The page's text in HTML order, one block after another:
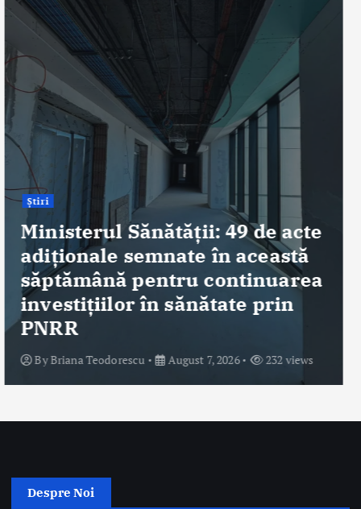
Știri
ANT: Trei prelevări de organe
și țesuturi la Bistrița și Oradea
în ultimele 48 de ore
By August 7, 2026
Despre Noi
Ro Health Review Strategies, Economics & More este un proiect
editorial cu conținut HIGH-QUALITY, lansat de Sănătatea Press
dimensiunii strategice, de management și economice a sistemului